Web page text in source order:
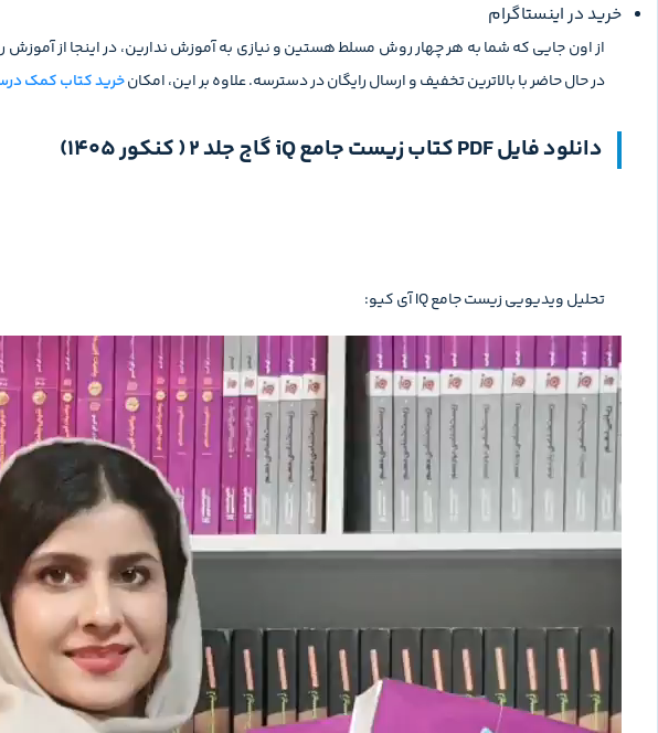
خرید در اینستاگرام
از اون جایی که شما به هر چهار روش مسلط هستین و نیازی به آموزش ندارین، در اینجا از
در حال حاضر با بالاترین تخفیف و ارسال رایگان در دسترسه. علاوه بر این، امکانخرید کتاب کمک
دانلود فایل PDF کتاب زیست جامع iQ گاج جلد 2 ( کنکور 1405)
تحلیل ویدیویی زیست جامع IQ آی کیو:
نمایشگر
ویدیو